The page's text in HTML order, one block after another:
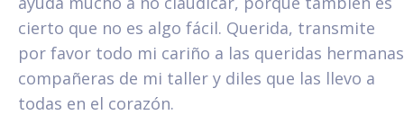
cierto que no es algo fácil. Querida, transmite
por favor todo mi cariño a las queridas hermanas
compañeras de mi taller y diles que las llevo a
todas en el corazón.